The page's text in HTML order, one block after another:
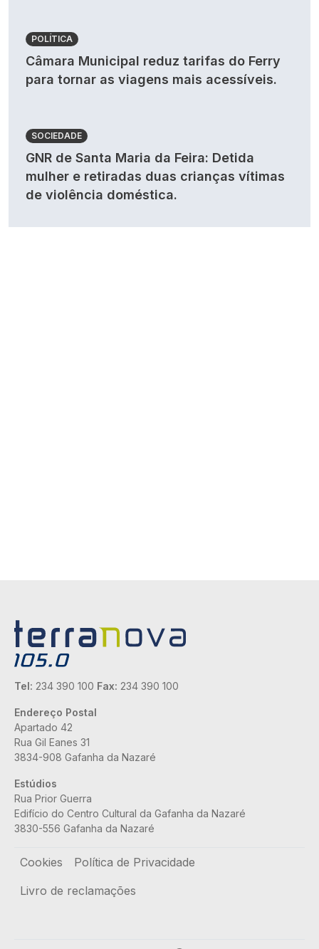
POLÍTICA
Câmara Municipal reduz tarifas do Ferry
para tornar as viagens mais acessíveis.
SOCIEDADE
GNR de Santa Maria da Feira: Detida
mulher e retiradas duas crianças vítimas
de violência doméstica.
Tel: 234 390 100 Fax: 234 390 100
Endereço Postal
Apartado 42
Rua Gil Eanes 31
3834-908 Gafanha da Nazaré
Estúdios
Rua Prior Guerra
Edifício do Centro Cultural da Gafanha da Nazaré
3830-556 Gafanha da Nazaré
Rodapé
Cookies
Política de Privacidade
Livro de reclamações